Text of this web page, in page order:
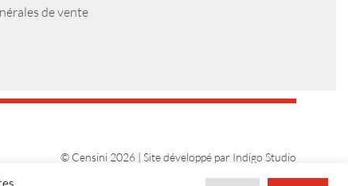
de vente
© Censini 2026 | Site développé par Indigo Studio